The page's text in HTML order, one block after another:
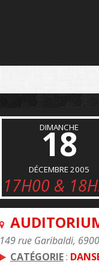
DIMANCHE
18
DÉCEMBRE 2005
17H00 &
149 rue Garibaldi,
CATÉGORIE: